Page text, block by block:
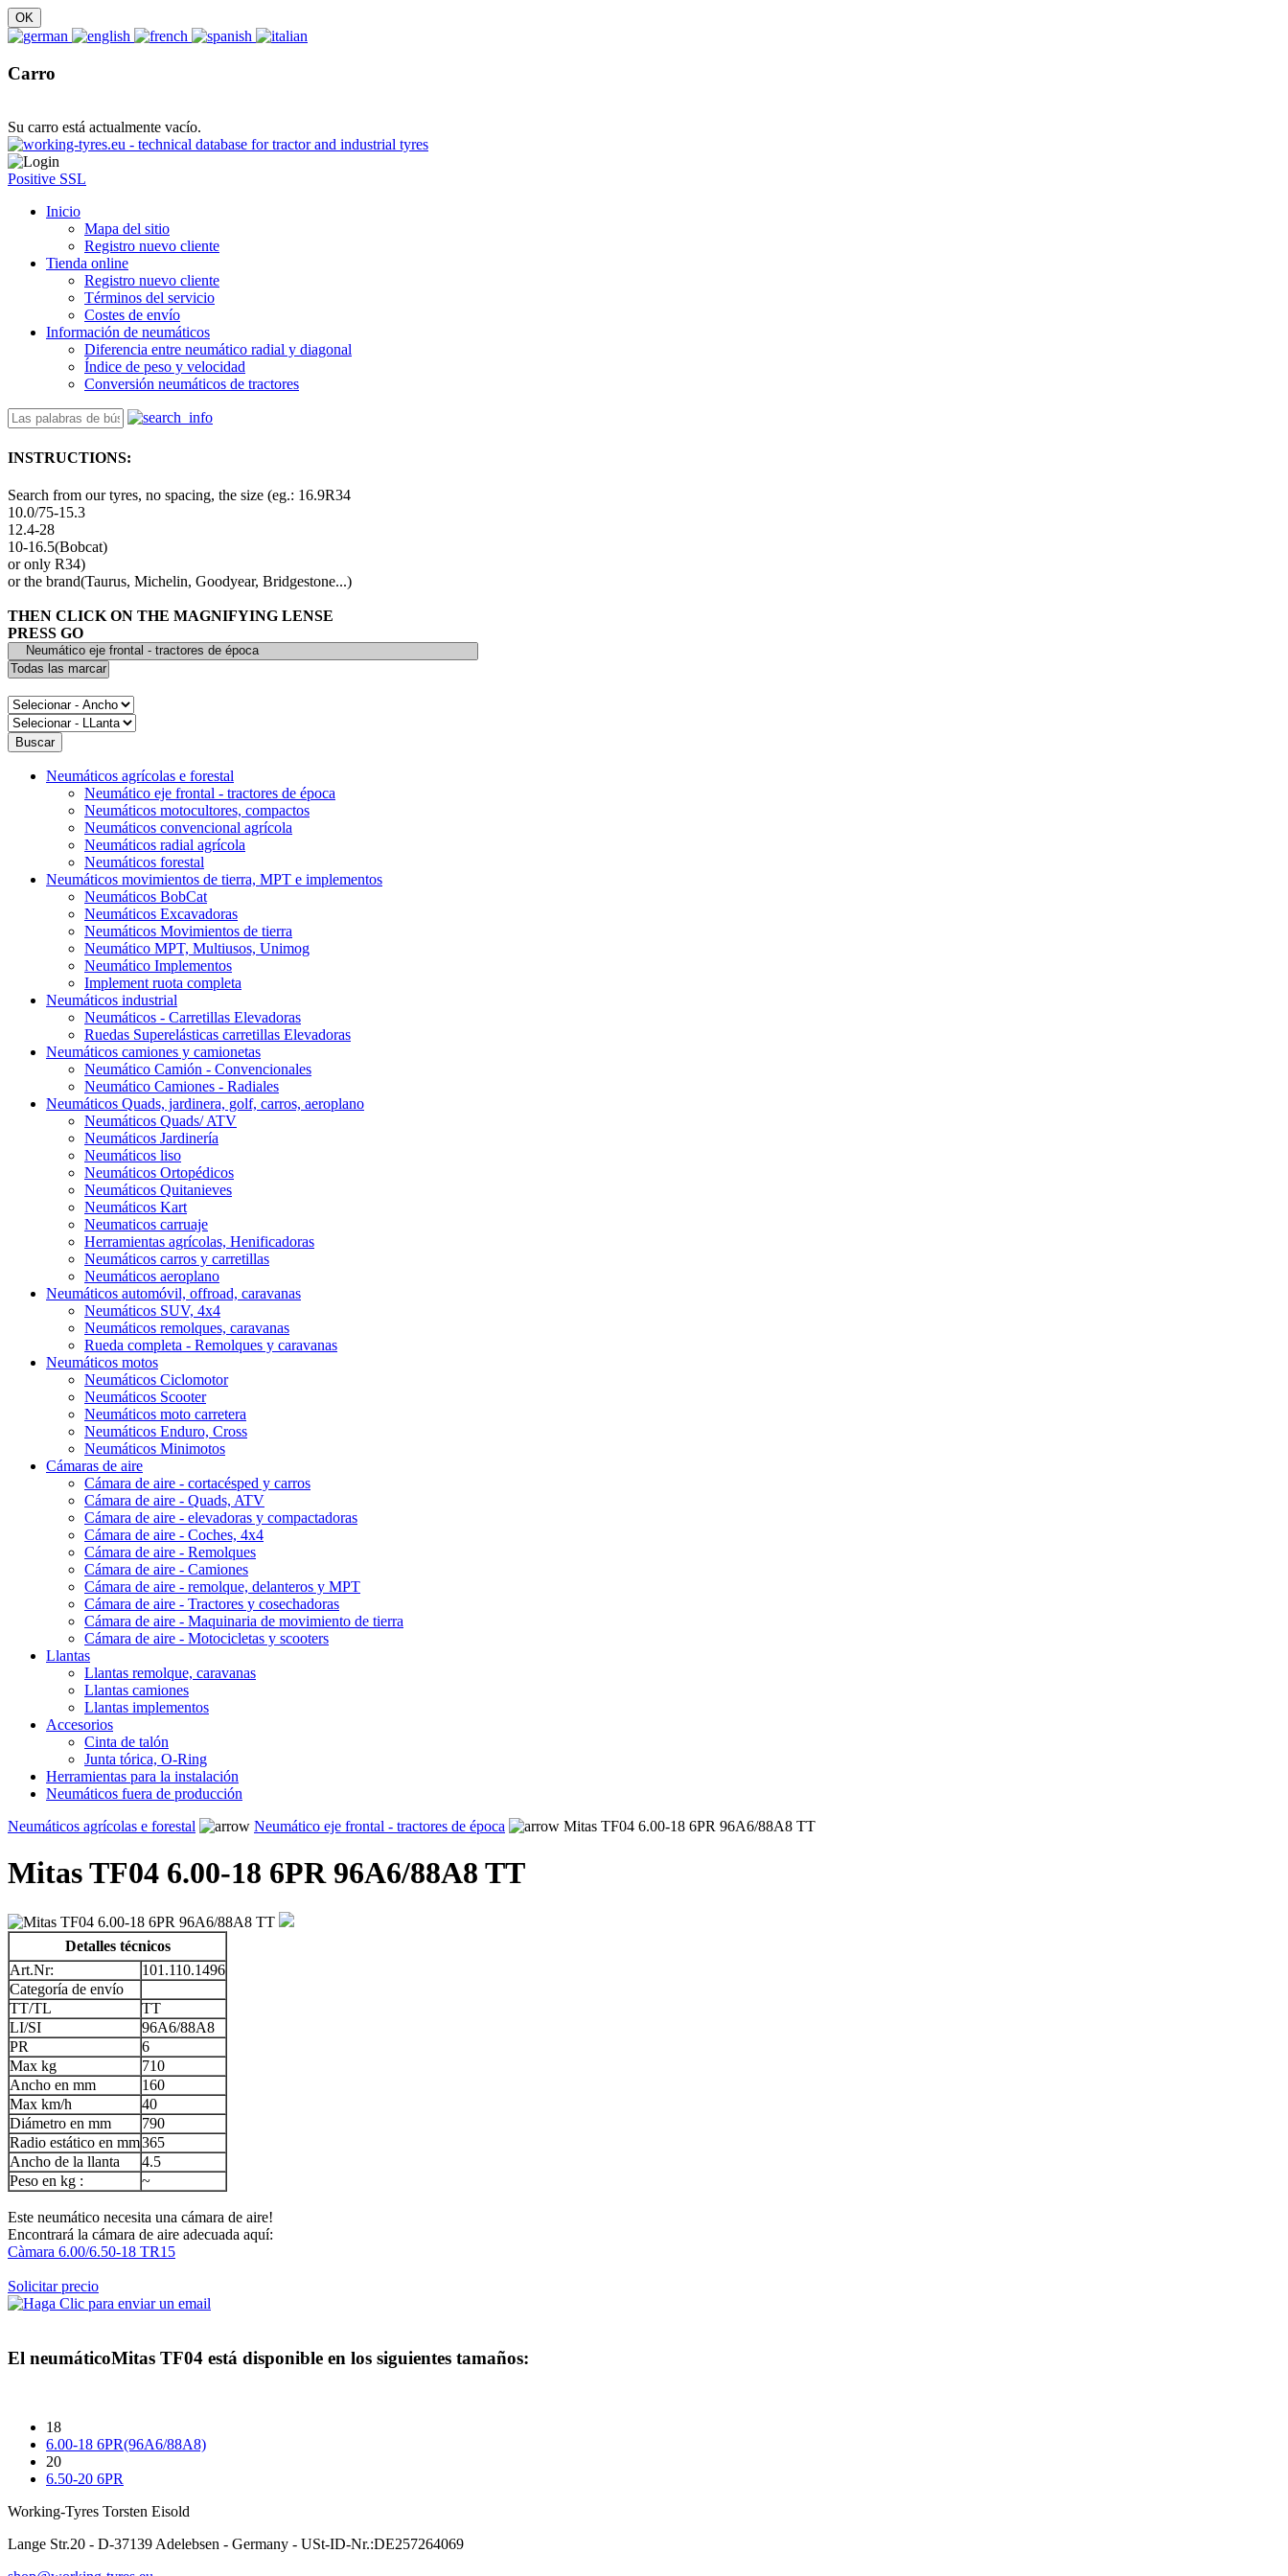
Carro
Su carro está actualmente vacío.
Positive SSL
Inicio
Mapa del sitio
Registro nuevo cliente
Tienda online
Registro nuevo cliente
Términos del servicio
Costes de envío
Información de neumáticos
Diferencia entre neumático radial y diagonal
Índice de peso y velocidad
Conversión neumáticos de tractores
INSTRUCTIONS:
Search from our tyres, no spacing, the size (eg.: 16.9R34
10.0/75-15.3
12.4-28
10-16.5(Bobcat)
or only R34)
or the brand(Taurus, Michelin, Goodyear, Bridgestone...)
THEN CLICK ON THE MAGNIFYING LENSE
PRESS GO
Neumáticos agrícolas e forestal
Neumático eje frontal - tractores de época
Neumáticos motocultores, compactos
Neumáticos convencional agrícola
Neumáticos radial agrícola
Neumáticos forestal
Neumáticos movimientos de tierra, MPT e implementos
Neumáticos BobCat
Neumáticos Excavadoras
Neumáticos Movimientos de tierra
Neumático MPT, Multiusos, Unimog
Neumático Implementos
Implement ruota completa
Neumáticos industrial
Neumáticos - Carretillas Elevadoras
Ruedas Superelásticas carretillas Elevadoras
Neumáticos camiones y camionetas
Neumático Camión - Convencionales
Neumático Camiones - Radiales
Neumáticos Quads, jardinera, golf, carros, aeroplano
Neumáticos Quads/ ATV
Neumáticos Jardinería
Neumáticos liso
Neumáticos Ortopédicos
Neumáticos Quitanieves
Neumáticos Kart
Neumaticos carruaje
Herramientas agrícolas, Henificadoras
Neumáticos carros y carretillas
Neumáticos aeroplano
Neumáticos automóvil, offroad, caravanas
Neumáticos SUV, 4x4
Neumáticos remolques, caravanas
Rueda completa - Remolques y caravanas
Neumáticos motos
Neumáticos Ciclomotor
Neumáticos Scooter
Neumáticos moto carretera
Neumáticos Enduro, Cross
Neumáticos Minimotos
Cámaras de aire
Cámara de aire - cortacésped y carros
Cámara de aire - Quads, ATV
Cámara de aire - elevadoras y compactadoras
Cámara de aire - Coches, 4x4
Cámara de aire - Remolques
Cámara de aire - Camiones
Cámara de aire - remolque, delanteros y MPT
Cámara de aire - Tractores y cosechadoras
Cámara de aire - Maquinaria de movimiento de tierra
Cámara de aire - Motocicletas y scooters
Llantas
Llantas remolque, caravanas
Llantas camiones
Llantas implementos
Accesorios
Cinta de talón
Junta tórica, O-Ring
Herramientas para la instalación
Neumáticos fuera de producción
Neumáticos agrícolas e forestal
Neumático eje frontal - tractores de época Mitas TF04 6.00-18 6PR 96A6/88A8 TT
Mitas TF04 6.00-18 6PR 96A6/88A8 TT
Detalles técnicos
Art.Nr:
101.110.1496
Categoría de envío
TT/TL
TT
LI/SI
96A6/88A8
PR
6
Max kg
710
Ancho en mm
160
Max km/h
40
Diámetro en mm
790
Radio estático en mm365
Ancho de la llanta
4.5
Peso en kg :
~
Este neumático necesita una cámara de aire!
Encontrará la cámara de aire adecuada aquí:
Càmara 6.00/6.50-18 TR15
Solicitar precio
El neumáticoMitas TF04 está disponible en los siguientes tamaños:
18
6.00-18 6PR(96A6/88A8)
20
6.50-20 6PR
Working-Tyres Torsten Eisold
Lange Str.20 - D-37139 Adelebsen - Germany - USt-ID-Nr.:DE257264069